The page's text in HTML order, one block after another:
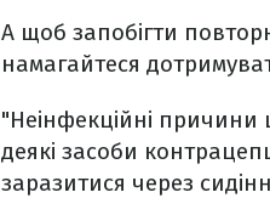
А щоб запобігти
намагайтеся
"Неінфекційні
деякі засоби
заразитися через